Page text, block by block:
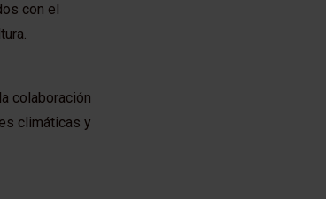
con el
colaboración
climáticas y